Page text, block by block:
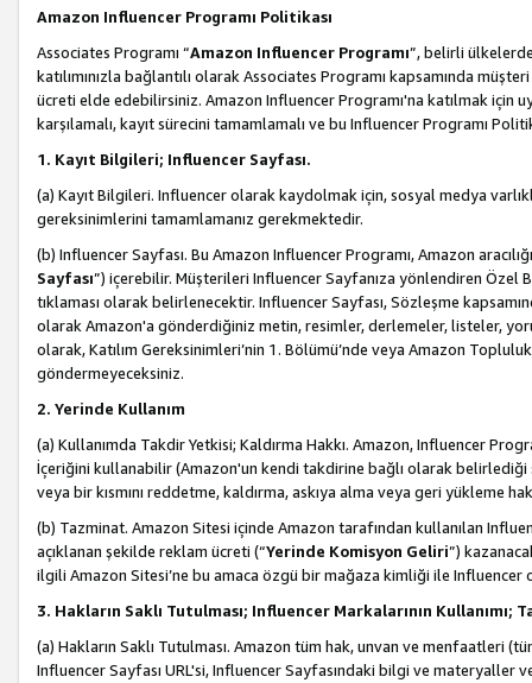
Amazon Influencer Programı Politikası
Associates Programı “Amazon Influencer Programı”, belirli
katılımınızla bağlantılı olarak Associates Programı kapsamında
ücreti elde edebilirsiniz. Amazon Influencer Programı'na katılmak için
karşılamalı, kayıt sürecini tamamlamalı ve bu Influencer Programı
1. Kayıt Bilgileri; Influencer Sayfası.
(a) Kayıt Bilgileri. Influencer olarak kaydolmak için, sosyal medya
gereksinimlerini tamamlamanız gerekmektedir.
(b) Influencer Sayfası. Bu Amazon Influencer Programı, Amazon
Sayfası”) içerebilir. Müşterileri Influencer Sayfanıza yönlendiren Özel
tıklaması olarak belirlenecektir. Influencer Sayfası, Sözleşme
olarak Amazon'a gönderdiğiniz metin, resimler, derlemeler, listeler,
olarak, Katılım Gereksinimleri’nin 1. Bölümü’nde veya Amazon
göndermeyeceksiniz.
2. Yerinde Kullanım
(a) Kullanımda Takdir Yetkisi; Kaldırma Hakkı. Amazon, Influencer
İçeriğini kullanabilir (Amazon'un kendi takdirine bağlı olarak belirlediği
veya bir kısmını reddetme, kaldırma, askıya alma veya geri yükleme
(b) Tazminat. Amazon Sitesi içinde Amazon tarafından kullanılan
açıklanan şekilde reklam ücreti (“Yerinde Komisyon Geliri”)
ilgili Amazon Sitesi’ne bu amaca özgü bir mağaza kimliği ile Influencer
3. Hakların Saklı Tutulması; Influencer Markalarının Kullanımı;
(a) Hakların Saklı Tutulması. Amazon tüm hak, unvan ve menfaatleri
Influencer Sayfası URL'si, Influencer Sayfasındaki bilgi ve materyaller